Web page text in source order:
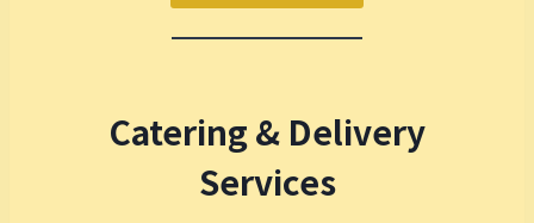
Catering & Delivery
Services